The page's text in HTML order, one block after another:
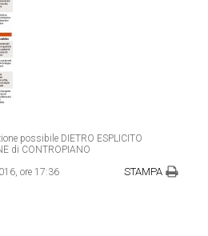
possibile DIETRO ESPLICITO
di CONTROPIANO
ore 17:36 STAMPA